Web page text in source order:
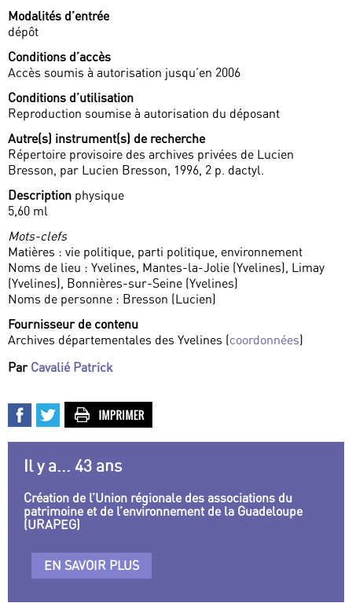
Modalités d’entrée
dépôt
Conditions d’accès
Accès soumis à autorisation jusqu’en 2006
Conditions d’utilisation
Reproduction soumise à autorisation du déposant
Autre(s) instrument(s) de recherche
Répertoire provisoire des archives privées de Lucien
Bresson, par Lucien Bresson, 1996, 2 p. dactyl.
Description physique
5,60 ml
Mots-clefs
Matières : vie politique, parti politique, environnement
Noms de lieu : Yvelines, Mantes-la-Jolie (Yvelines), Limay
(Yvelines), Bonnières-sur-Seine (Yvelines)
Noms de personne : Bresson (Lucien)
Fournisseur de contenu
Archives départementales des Yvelines (coordonnées)
Par Cavalié Patrick
Il y a... 43 ans
Création de l’Union régionale des associations du
patrimoine et de l’environnement de la Guadeloupe
(URAPEG)
EN SAVOIR PLUS